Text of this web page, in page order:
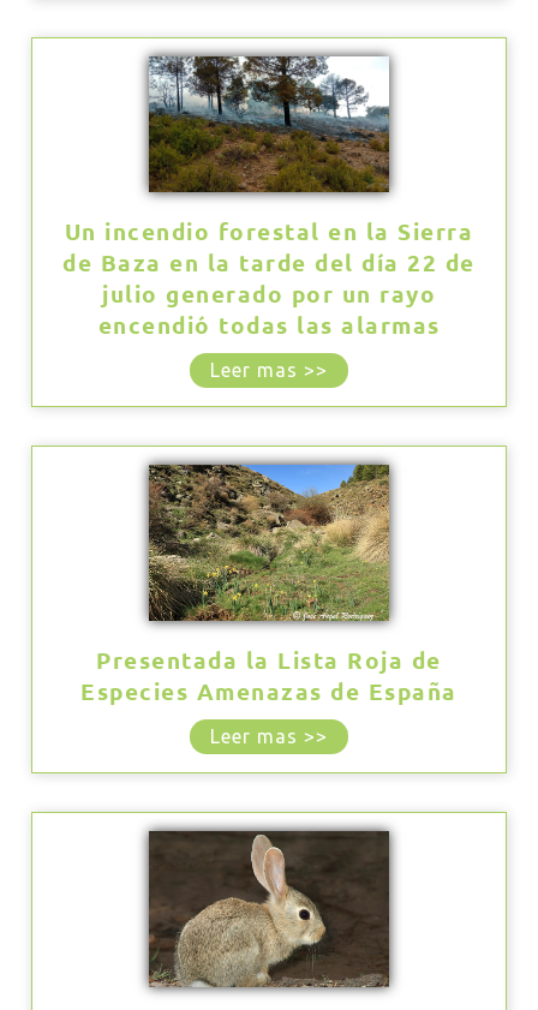
Un incendio forestal en la Sierra
de Baza en la tarde del día 22 de
julio generado por un rayo
encendió todas las alarmas
Leer mas >>
Presentada la Lista Roja de
Especies Amenazas de España
Leer mas >>